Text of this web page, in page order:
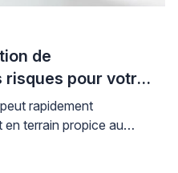
de
risques pour votre
?
rapidement
terrain propice au
et moisissures,